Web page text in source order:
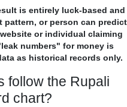
is entirely luck-based and
pattern, or person can predict
or individual claiming
numbers" for money is
as historical records only.
follow the Rupali
chart?